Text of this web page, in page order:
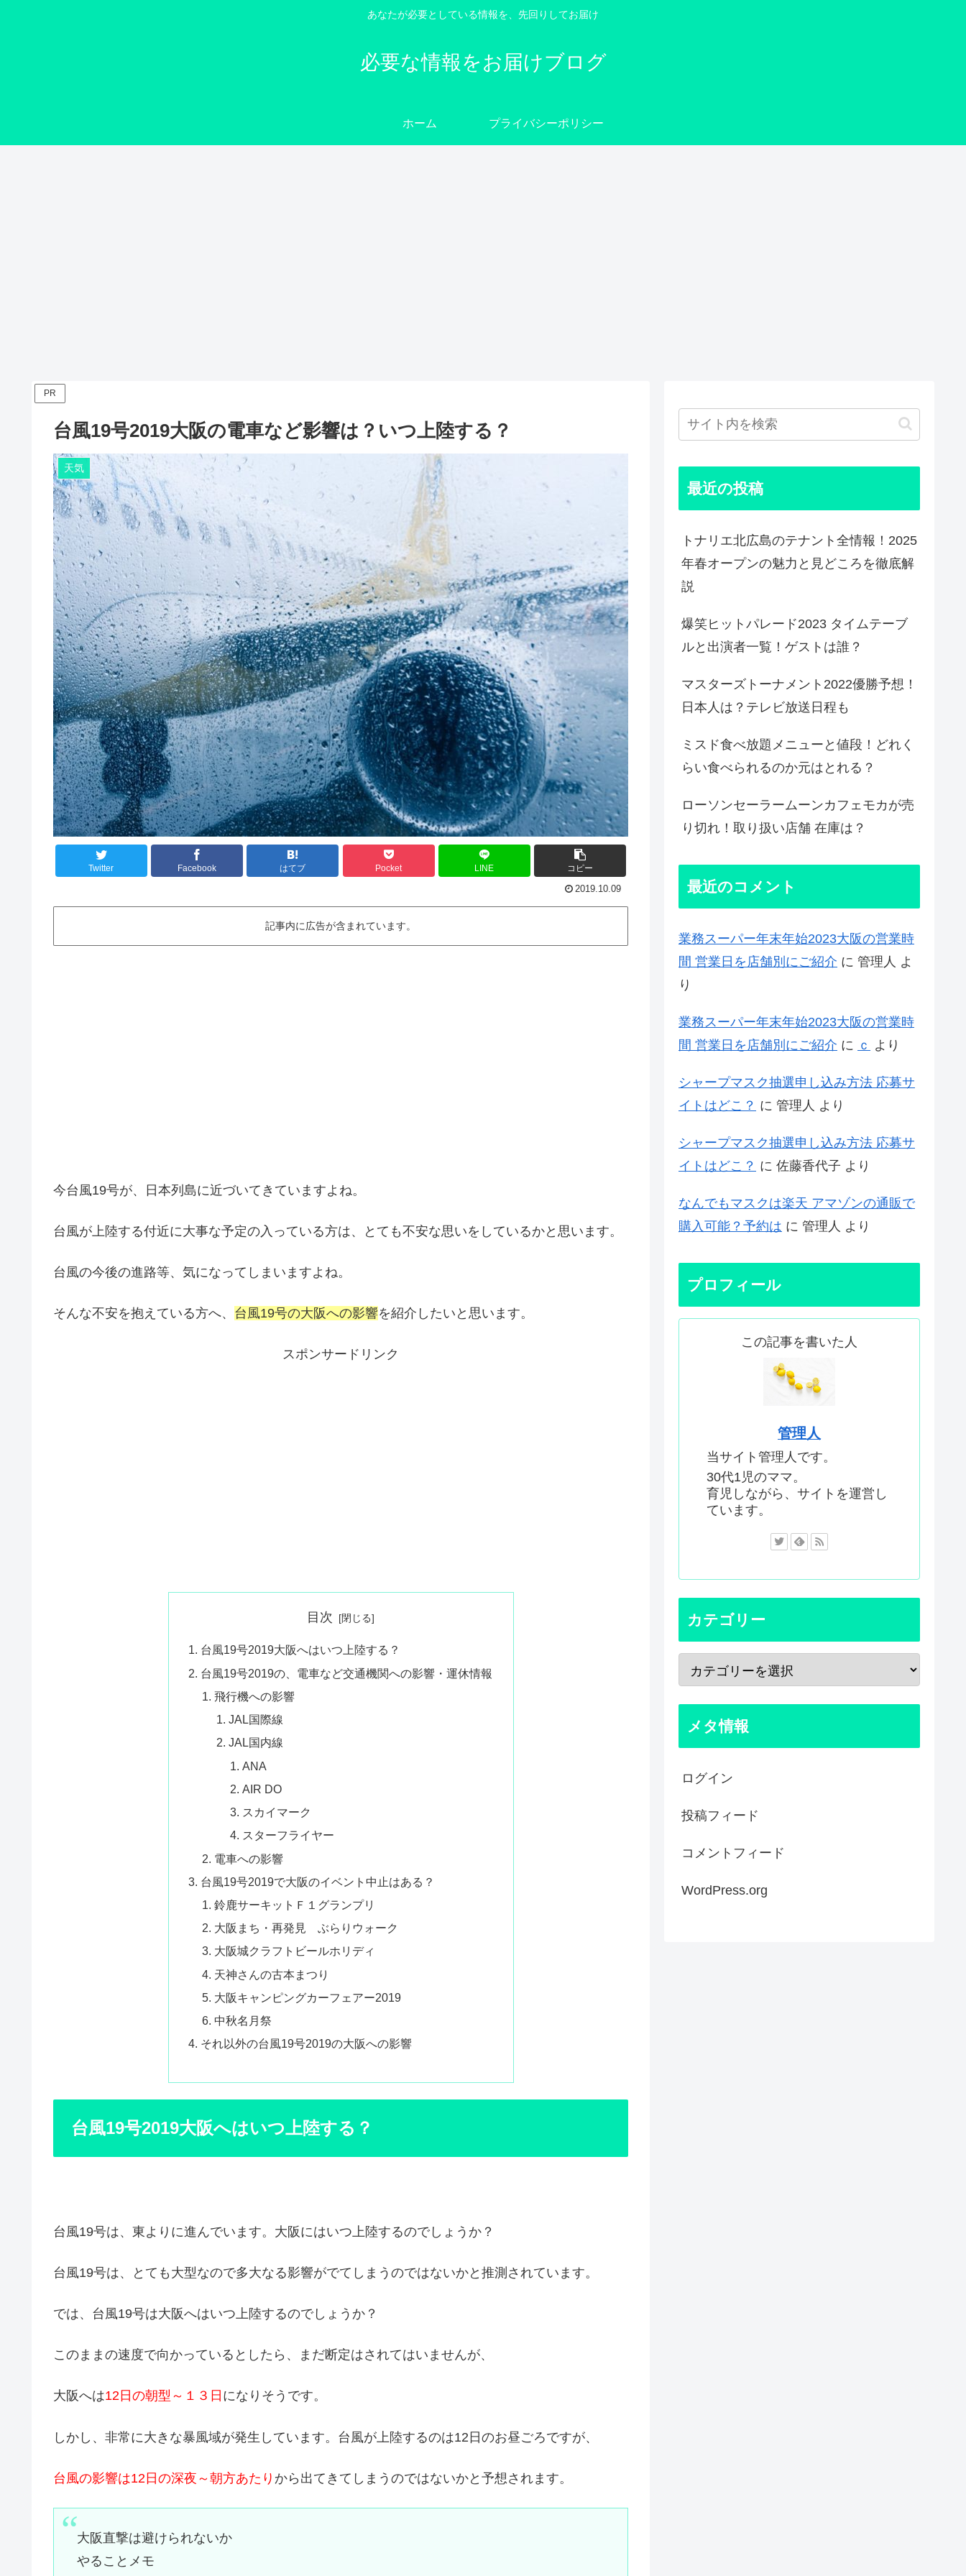
あなたが必要としている情報を、先回りしてお届け
必要な情報をお届けブログ
ホーム プライバシーポリシー
PR
台風19号2019大阪の電車など影響は？いつ上陸する？
天気
Twitter Facebook はてブ Pocket LINE コピー
2019.10.09
記事内に広告が含まれています。
今台風19号が、日本列島に近づいてきていますよね。
台風が上陸する付近に大事な予定の入っている方は、とても不安な思いをしているかと思います。
台風の今後の進路等、気になってしまいますよね。
そんな不安を抱えている方へ、 台風19号の大阪への影響を紹介したいと思います。
スポンサードリンク
目次
台風19号2019大阪へはいつ上陸する？
台風19号2019の、電車など交通機関への影響・運休情報
飛行機への影響
JAL国際線
JAL国内線
ANA
AIR DO
スカイマーク
スターフライヤー
電車への影響
台風19号2019で大阪のイベント中止はある？
鈴鹿サーキットＦ１グランプリ
大阪まち・再発見 ぶらりウォーク
大阪城クラフトビールホリディ
天神さんの古本まつり
大阪キャンピングカーフェアー2019
中秋名月祭
それ以外の台風19号2019の大阪への影響
台風19号2019大阪へはいつ上陸する？
台風19号は、東よりに進んでいます。大阪にはいつ上陸するのでしょうか？
台風19号は、とても大型なので多大なる影響がでてしまうのではないかと推測されています。
では、台風19号は大阪へはいつ上陸するのでしょうか？
このままの速度で向かっているとしたら、まだ断定はされてはいませんが、
大阪へは12日の朝型～１３日 になりそうです。
しかし、非常に大きな暴風域が発生しています。台風が上陸するのは12日のお昼ごろですが、
台風の影響は12日の深夜～朝方あたり から出てきてしまうのではないかと予想されます。
大阪直撃は避けられないか
やることメモ
最近の投稿
トナリエ北広島のテナント全情報！2025
年春オープンの魅力と見どころを徹底解
説
爆笑ヒットパレード2023 タイムテーブ
ルと出演者一覧！ゲストは誰？
マスターズトーナメント2022優勝予想！
日本人は？テレビ放送日程も
ミスド食べ放題メニューと値段！どれく
らい食べられるのか元はとれる？
ローソンセーラームーンカフェモカが売
り切れ！取り扱い店舗 在庫は？
最近のコメント
業務スーパー年末年始2023大阪の営業時
間 営業日を店舗別にご紹介 に 管理人 よ
り
業務スーパー年末年始2023大阪の営業時
間 営業日を店舗別にご紹介 に ｃ より
シャープマスク抽選申し込み方法 応募サ
イトはどこ？ に 管理人 より
シャープマスク抽選申し込み方法 応募サ
イトはどこ？ に 佐藤香代子 より
なんでもマスクは楽天 アマゾンの通販で
購入可能？予約は に 管理人 より
プロフィール
この記事を書いた人
管理人
当サイト管理人です。
30代1児のママ。
育児しながら、サイトを運営し
ています。
カテゴリー
メタ情報
ログイン
投稿フィード
コメントフィード
WordPress.org